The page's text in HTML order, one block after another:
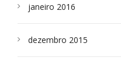
janeiro 2016
dezembro 2015